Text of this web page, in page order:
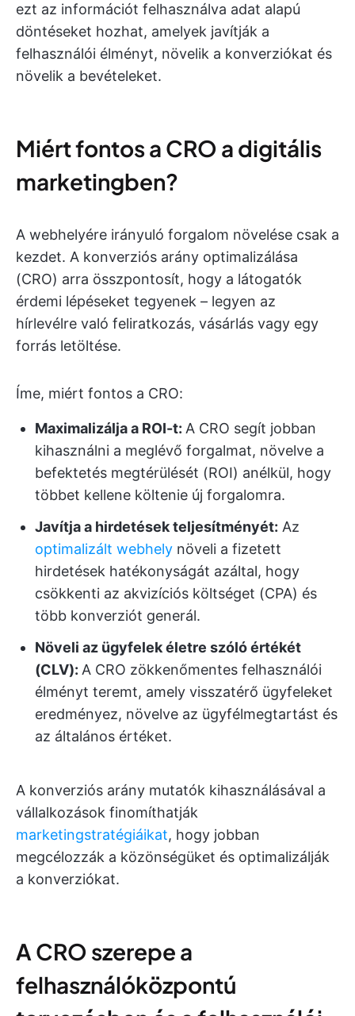
ezt az információt felhasználva adat alapú
döntéseket hozhat, amelyek javítják a
felhasználói élményt, növelik a konverziókat és
növelik a bevételeket.
Miért fontos a CRO a digitális
marketingben?
A webhelyére irányuló forgalom növelése csak a
kezdet. A konverziós arány optimalizálása
(CRO) arra összpontosít, hogy a látogatók
érdemi lépéseket tegyenek – legyen az
hírlevélre való feliratkozás, vásárlás vagy egy
forrás letöltése.
Íme, miért fontos a CRO:
Maximalizálja a ROI-t: A CRO segít jobban
kihasználni a meglévő forgalmat, növelve a
befektetés megtérülését (ROI) anélkül, hogy
többet kellene költenie új forgalomra.
Javítja a hirdetések teljesítményét: Az
optimalizált webhely növeli a fizetett
hirdetések hatékonyságát azáltal, hogy
csökkenti az akvizíciós költséget (CPA) és
több konverziót generál.
Növeli az ügyfelek életre szóló értékét
(CLV): A CRO zökkenőmentes felhasználói
élményt teremt, amely visszatérő ügyfeleket
eredményez, növelve az ügyfélmegtartást és
az általános értéket.
A konverziós arány mutatók kihasználásával a
vállalkozások finomíthatják
marketingstratégiáikat, hogy jobban
megcélozzák a közönségüket és optimalizálják
a konverziókat.
A CRO szerepe a
felhasználóközpontú